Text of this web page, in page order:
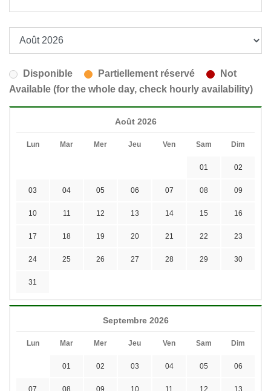
Disponible Partiellement réservé
Not
Available (for the whole day, check hourly availability)
Août 2026
Lun Mar Mer Jeu Ven Sam Dim
01 02
03 04 05 06 07 08 09
10 11 12 13 14 15 16
17 18 19 20 21 22 23
24 25 26 27 28 29 30
31
Septembre 2026
Lun Mar Mer Jeu Ven Sam Dim
01 02 03 04 05 06
07 08 09 10 11 12 13